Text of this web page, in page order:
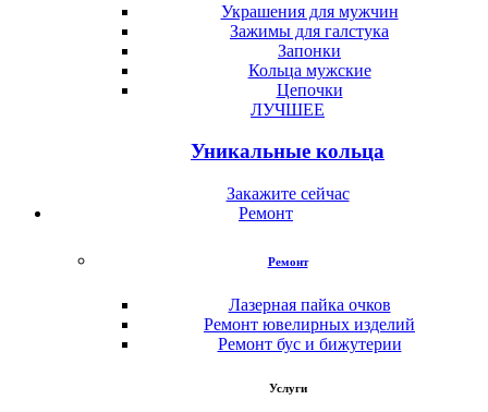
Украшения для мужчин
Зажимы для галстука
Запонки
Кольца мужские
Цепочки
ЛУЧШЕЕ
Уникальные кольца
Закажите сейчас
Ремонт
Ремонт
Лазерная пайка очков
Ремонт ювелирных изделий
Ремонт бус и бижутерии
Услуги